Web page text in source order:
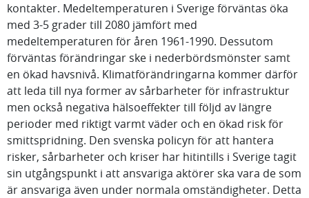
kontakter. Medeltemperaturen i Sverige förväntas öka
med 3-5 grader till 2080 jämfört med
medeltemperaturen för åren 1961-1990. Dessutom
förväntas förändringar ske i nederbördsmönster samt
en ökad havsnivå. Klimatförändringarna kommer därför
att leda till nya former av sårbarheter för infrastruktur
men också negativa hälsoeffekter till följd av längre
perioder med riktigt varmt väder och en ökad risk för
smittspridning. Den svenska policyn för att hantera
risker, sårbarheter och kriser har hitintills i Sverige tagit
sin utgångspunkt i att ansvariga aktörer ska vara de som
är ansvariga även under normala omständigheter. Detta